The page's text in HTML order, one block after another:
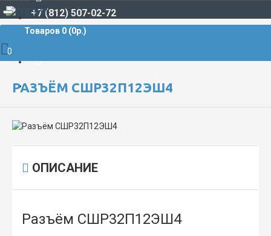
+7 (812) 507-02-72
Товаров 0 (0р.)
0
РАЗЪЁМЫ СУДОВЫЕ
РАЗЪЁМ СШР32П12ЭШ4
ОПИСАНИЕ
Разъём СШР32П12ЭШ4